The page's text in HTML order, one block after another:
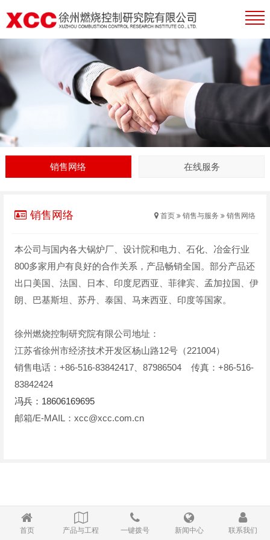
销售网络 在线服务
销售网络 首页 销售与服务 销售网络
本公司与国内各大锅炉厂、设计院和电力、石化、冶金行业
800多家用户有良好的合作关系，产品畅销全国。部分产品还
出口美国、法国、日本、印度尼西亚、菲律宾、孟加拉国、伊
朗、巴基斯坦、苏丹、泰国、马来西亚、印度等国家。
徐州燃烧控制研究院有限公司地址：
江苏省徐州市经济技术开发区杨山路12号（221004）
销售电话：+86-516-83842417、87986504 传真：+86-516-
83842424
冯兵：18606169695
邮箱/E-MAIL： xcc@xcc.com.cn
首页 产品与工程 一键拨号 新闻中心 联系我们